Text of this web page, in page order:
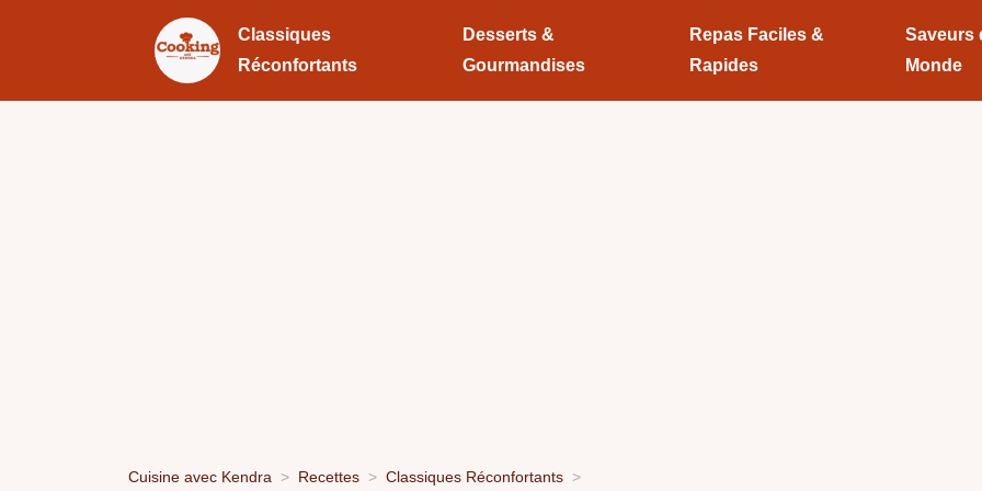
Classiques
Réconfortants
Desserts &
Gourmandises
Repas Faciles &
Rapides
Saveurs
Monde
Cuisine avec Kendra Recettes Classiques Réconfortants